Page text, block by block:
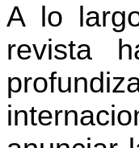
A lo
revista